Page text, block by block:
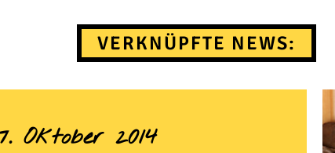
VERKNÜPFTE NEWS:
Oktober 2014